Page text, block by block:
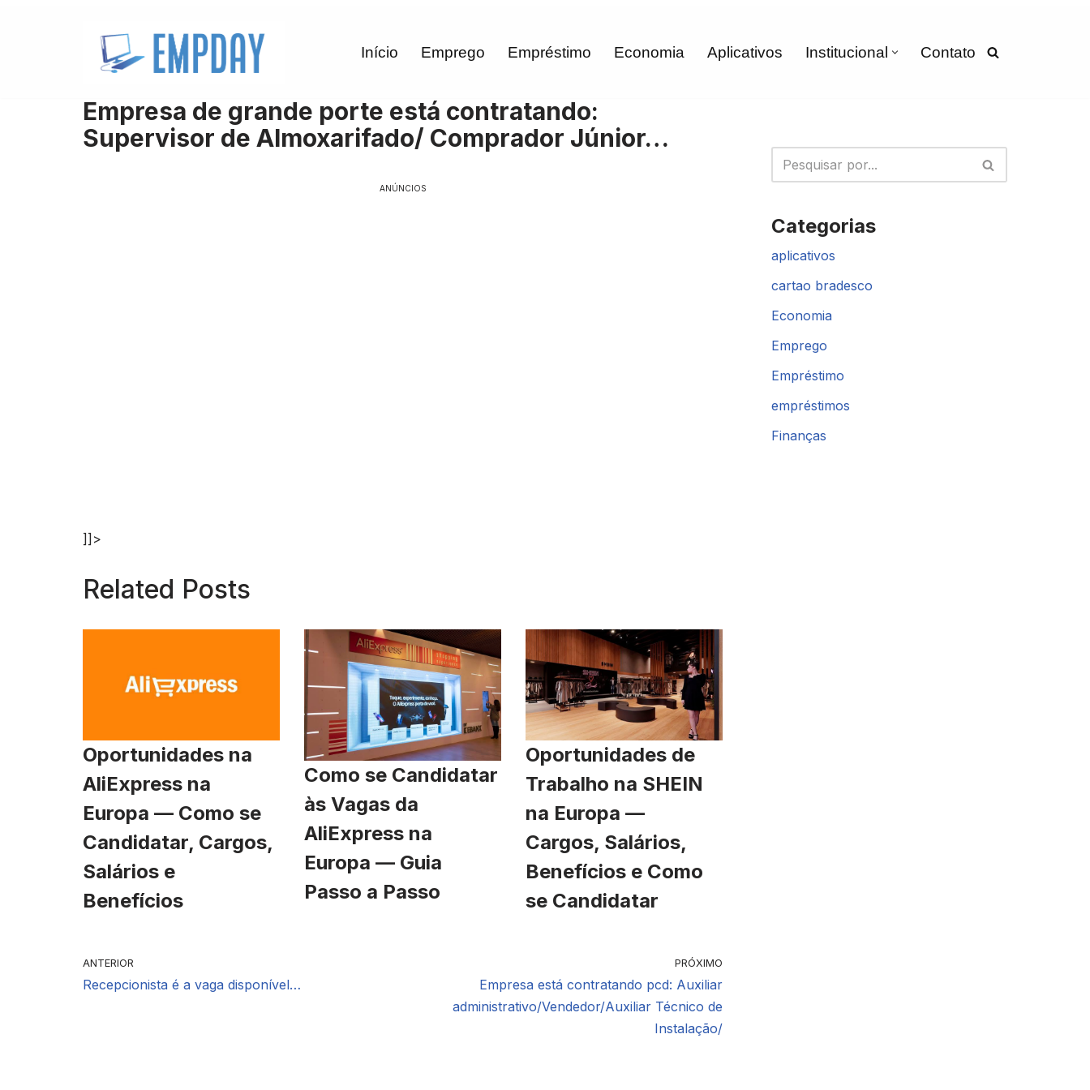
Início Emprego Empréstimo Economia Aplicativos Institucional Contato
Empresa de grande porte está contratando:
Supervisor de Almoxarifado/ Comprador Júnior…
ANÚNCIOS
]]>
Related Posts
Oportunidades na
AliExpress na
Europa — Como se
Candidatar, Cargos,
Salários e
Benefícios
Como se Candidatar
às Vagas da
AliExpress na
Europa — Guia
Passo a Passo
Oportunidades de
Trabalho na SHEIN
na Europa —
Cargos, Salários,
Benefícios e Como
se Candidatar
ANTERIOR
Recepcionista é a vaga disponível…
PRÓXIMO
Empresa está contratando pcd: Auxiliar
administrativo/Vendedor/Auxiliar Técnico de
Instalação/
Categorias
aplicativos
cartao bradesco
Economia
Emprego
Empréstimo
empréstimos
Finanças